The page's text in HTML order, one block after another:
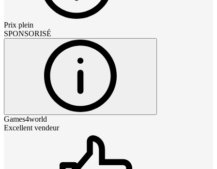
Prix plein
SPONSORISÉ
Games4world
Excellent vendeur